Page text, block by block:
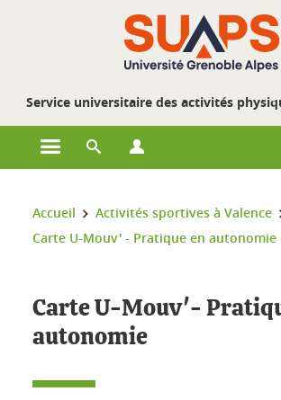
Service universitaire des activités
Ouvrir le menu principal
Ouvrir le moteur de recherche
Vous êtes ici :
Accueil
Activités sportives à Valence
Carte U-Mouv' - Pratique en autonomie
Carte U-Mouv'-
autonomie